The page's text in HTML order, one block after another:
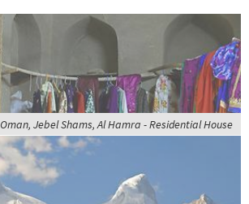
Oman, Jebel Shams, Al Hamra - Residential House